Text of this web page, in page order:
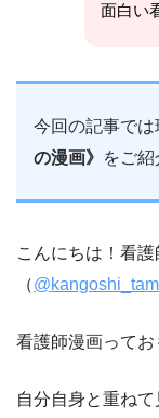
面白い
今回の記事で
の漫画》 をご紹
こんにちは！看
（
看護師漫画ってお
自分自身と重ね